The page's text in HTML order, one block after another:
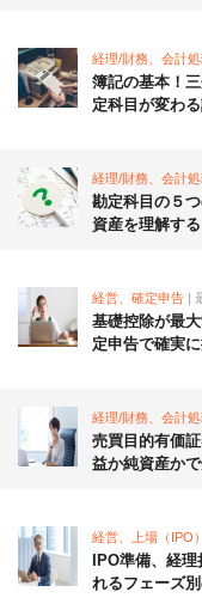
経理/財務、会計処
簿記の基本！
定科目が変わ
経理/財務、会計処
勘定科目の５
資産を理解する
経営、確定申告 |
基礎控除が最
定申告で確実
経理/財務、会計処
売買目的有価
益か純資産か
経営、上場（IPO）
IPO準備、経
れるフェーズ